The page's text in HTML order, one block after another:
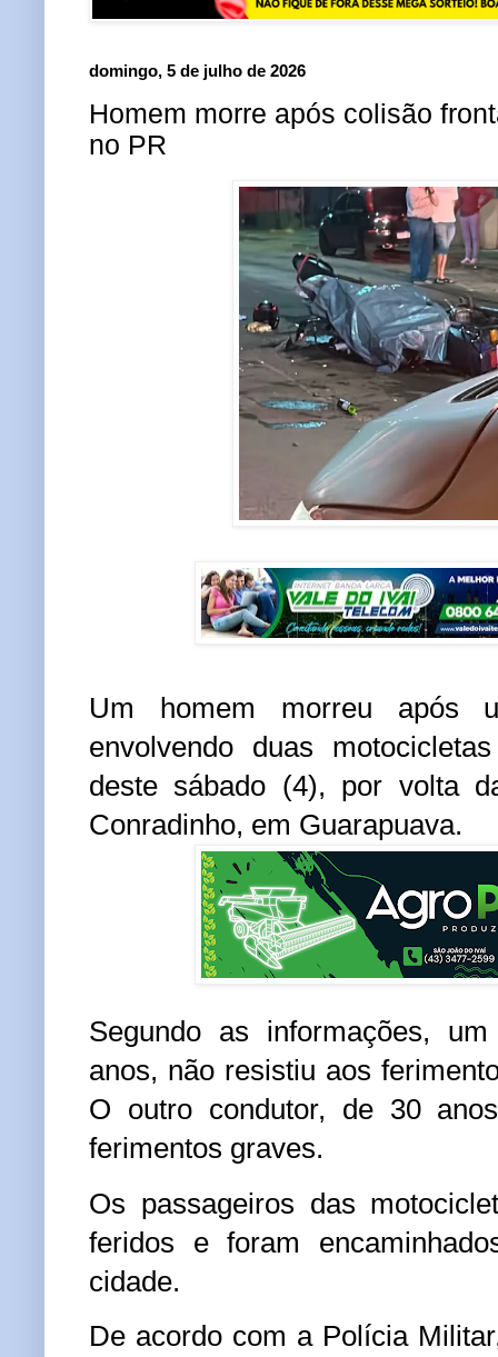
domingo, 5 de julho de 2026
Homem morre após colisão
no PR
Um homem morreu após
envolvendo duas
deste sábado (4), por volta
Conradinho, em Guarapuava.
Segundo as informações,
anos, não resistiu aos
O outro condutor, de 30
ferimentos graves.
Os passageiros das
feridos e foram
cidade.
De acordo com a Polícia